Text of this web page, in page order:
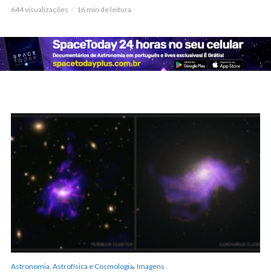
644 visualizações 16 min de leitura
Astronomia, Astrofísica e Cosmologia, Imagens